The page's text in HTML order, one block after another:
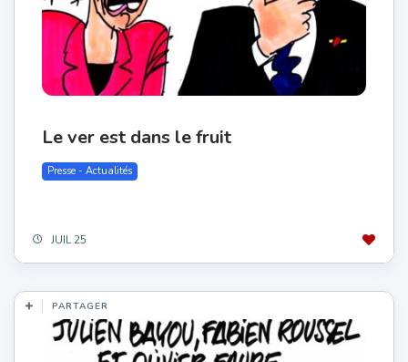
Le ver est dans le fruit
Presse - Actualités
JUIL 25
PARTAGER